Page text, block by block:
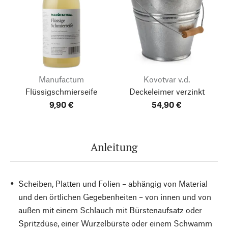
Manufactum
Flüssigschmierseife
9,90 €
Kovotvar v.d.
Deckeleimer verzinkt
54,90 €
Anleitung
Scheiben, Platten und Folien – abhängig von Material
und den örtlichen Gegebenheiten – von innen und von
außen mit einem Schlauch mit Bürstenaufsatz oder
Spritzdüse, einer Wurzelbürste oder einem Schwamm